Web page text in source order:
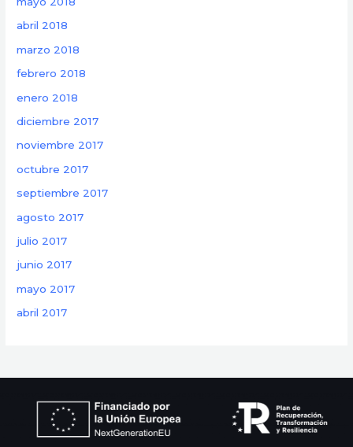
abril 2018
marzo 2018
febrero 2018
enero 2018
diciembre 2017
noviembre 2017
octubre 2017
septiembre 2017
agosto 2017
julio 2017
junio 2017
mayo 2017
abril 2017